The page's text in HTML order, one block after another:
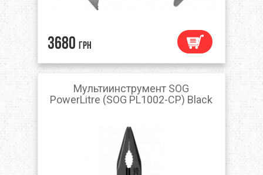
3680 грн
Мультиинструмент SOG
PowerLitre (SOG PL1002-CP) Black